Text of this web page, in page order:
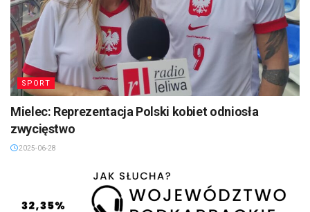
SPORT
Mielec: Reprezentacja Polski kobiet odniosła
zwycięstwo
2025-06-28